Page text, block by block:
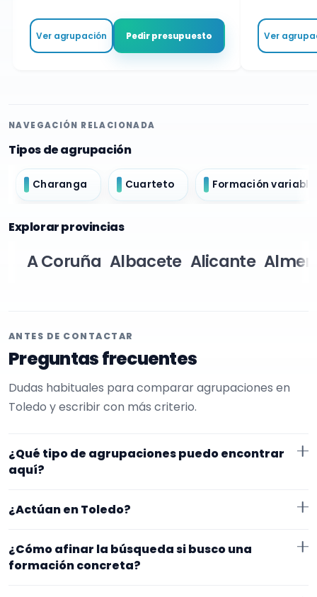
Ver agrupación Pedir presupuesto Ver
NAVEGACIÓN RELACIONADA
Tipos de agrupación
Charanga Cuarteto Formación variable
Explorar provincias
A Coruña Albacete Alicante
ANTES DE CONTACTAR
Preguntas frecuentes
Dudas habituales para comparar agrupaciones en
Toledo y escribir con más criterio.
¿Qué tipo de agrupaciones puedo encontrar
aquí?
cumpleaños. Conviene comparar repertorio, tamaño
¿Actúan en Toledo?
trabajan en Toledo. Algunos son de la zona y otros se
¿Cómo afinar la búsqueda si busco una
formación concreta?